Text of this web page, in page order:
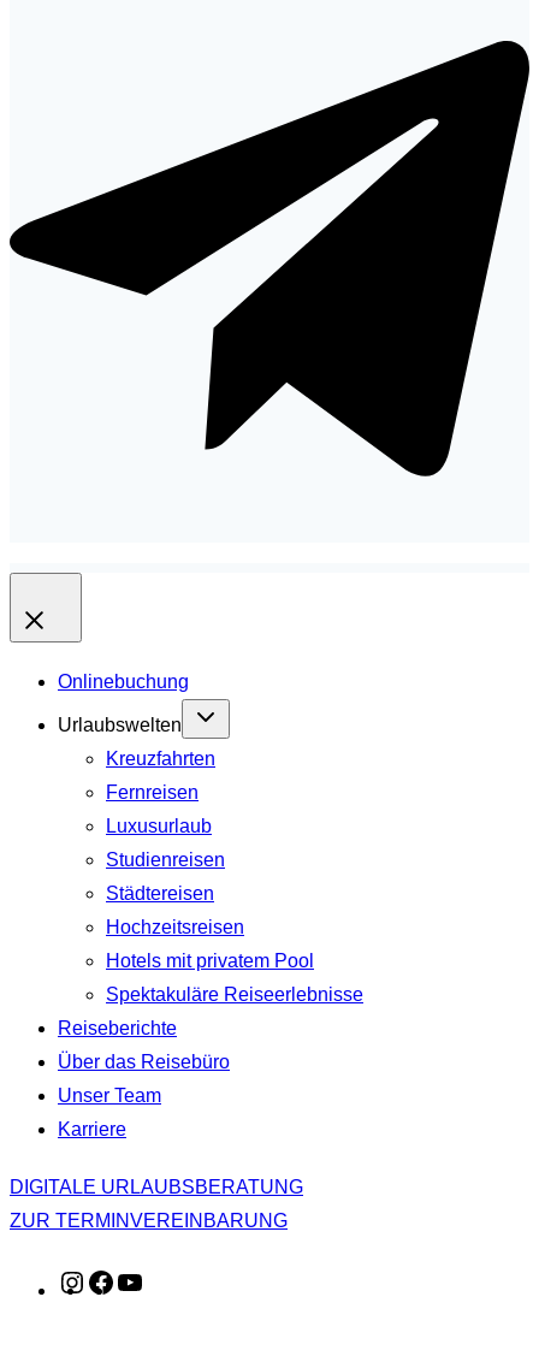
Onlinebuchung
Urlaubswelten
Kreuzfahrten
Fernreisen
Luxusurlaub
Studienreisen
Städtereisen
Hochzeitsreisen
Hotels mit privatem Pool
Spektakuläre Reiseerlebnisse
Reiseberichte
Über das Reisebüro
Unser Team
Karriere
DIGITALE URLAUBSBERATUNG
ZUR TERMINVEREINBARUNG
Instagram
Facebook